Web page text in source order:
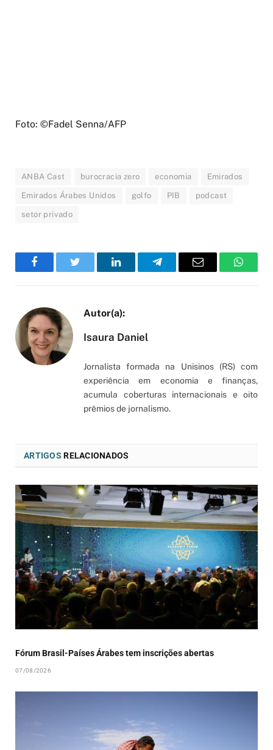
Foto: ©Fadel Senna/AFP
ANBA Cast burocracia zero economia Emirados
Emirados Árabes Unidos golfo PIB podcast
setor privado
FacebookTwitter LinkedInTelegramEmail
Isaura Daniel
Jornalista formada na Unisinos (RS) com
experiência em economia e finanças,
acumula coberturas internacionais e oito
prêmios de jornalismo.
ARTIGOS RELACIONADOS
Fórum Brasil-Países Árabes tem inscrições abertas
07/08/2026